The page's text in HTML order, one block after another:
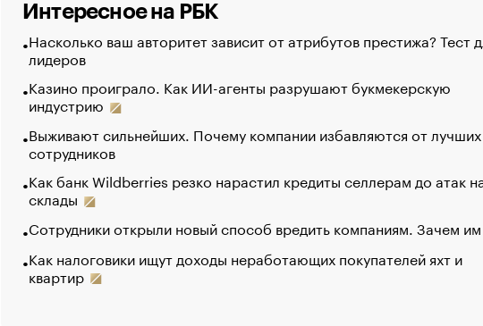
Интересное на РБК
Насколько ваш авторитет зависит от атрибутов престижа? Тест
лидеров
Казино проиграло. Как ИИ-агенты разрушают букмекерскую
индустрию
Выживают сильнейших. Почему компании избавляются от лучших
сотрудников
Как банк Wildberries резко нарастил кредиты селлерам до атак
склады
Сотрудники открыли новый способ вредить компаниям. Зачем
Как налоговики ищут доходы неработающих покупателей яхт и
квартир